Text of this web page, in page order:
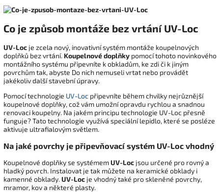
Co je způsob montáže bez vrtání UV-Loc
UV-Loc je zcela nový, inovativní systém montáže koupelnových
doplňků bez vrtání. Koupelnové doplňky pomocí tohoto novinkového
montážního systému připevníte k obkladům, ke zdi či k jiným
povrchům tak, abyste Do nich nemuseli vrtat nebo provádět
jakékoliv další stavební úpravy.
Pomocí technologie UV-Loc připevníte během chvilky nejrůznější
koupelnové doplňky, což vám umožní opravdu rychlou a snadnou
renovaci koupelny. Na jakém principu technologie UV-Loc přesně
funguje? Tato technologie využívá speciální lepidlo, které se posléze
aktivuje ultrafialovým světlem.
Na jaké povrchy je připevňovací systém UV-Loc vhodný
Koupelnové doplňky se systémemUV-Loc jsou určené pro rovný a
hladký povrch. Instalovat je tak můžete na keramické obklady i
kamenné obklady.UV-Loc je vhodný také pro skleněné povrchy,
mramor, kov a některé plasty.